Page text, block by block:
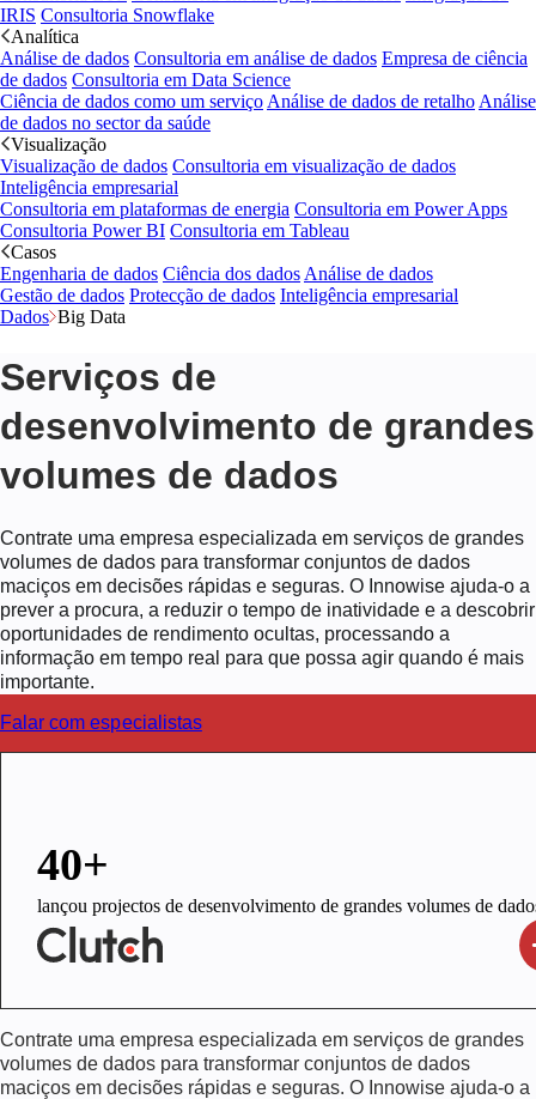
IRIS Consultoria Snowflake
Analítica
Análise de dados Consultoria em análise de dados Empresa de ciência
de dados Consultoria em Data Science
Ciência de dados como um serviço Análise de dados de retalho Análise
de dados no sector da saúde
Visualização
Visualização de dados Consultoria em visualização de dados
Inteligência empresarial
Consultoria em plataformas de energia Consultoria em Power Apps
Consultoria Power BI Consultoria em Tableau
Casos
Engenharia de dados Ciência dos dados Análise de dados
Gestão de dados Protecção de dados Inteligência empresarial
Dados Big Data
Serviços de
desenvolvimento de grandes
volumes de dados
Contrate uma empresa especializada em serviços de grandes
volumes de dados para transformar conjuntos de dados
maciços em decisões rápidas e seguras. O Innowise ajuda-o a
prever a procura, a reduzir o tempo de inatividade e a descobrir
oportunidades de rendimento ocultas, processando a
informação em tempo real para que possa agir quando é mais
importante.
Falar com especialistas
40+
lançou projectos de desenvolvimento de grandes volumes de
Contrate uma empresa especializada em serviços de grandes
volumes de dados para transformar conjuntos de dados
maciços em decisões rápidas e seguras. O Innowise ajuda-o a